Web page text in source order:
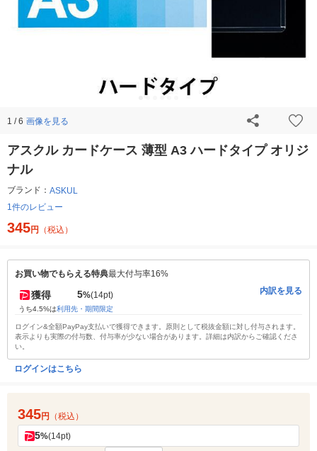
1 / 6 画像を見る
アスクル カードケース 薄型 A3 ハードタイプ オリジ
ナル
ブランド： ASKUL
1件のレビュー
345円 （税込）
お買い物でもらえる特典最大付与率16%
獲得 5%(14pt)
うち4.5%は利用先・期間限定
内訳を見る
ログイン&全額PayPay支払いで獲得できます。原則として税抜金額に対し付与されます。
表示よりも実際の付与数、付与率が少ない場合があります。詳細は内訳からご確認くださ
い。
ログインはこちら
345円 （税込）
5%(14pt)